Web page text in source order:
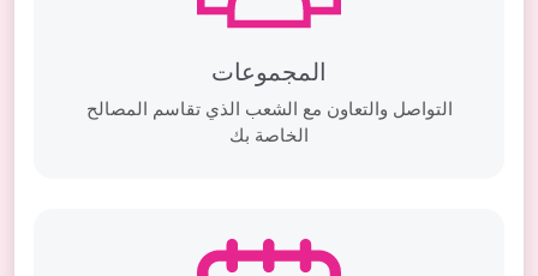
المجموعات
التواصل والتعاون مع الشعب الذي تقاسم المصالح
الخاصة بك